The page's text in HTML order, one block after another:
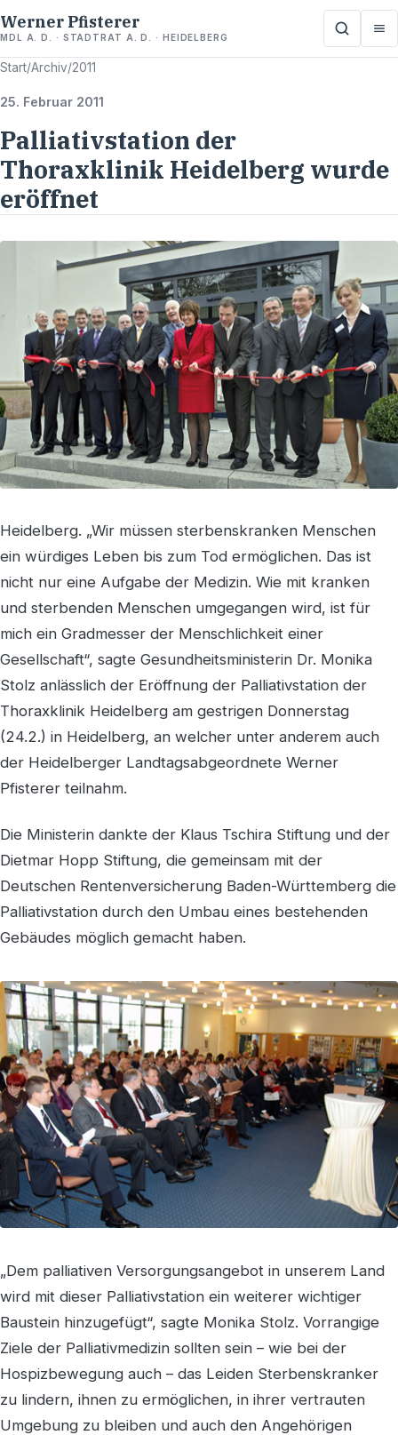
Werner Pfisterer
MDL A. D. · STADTRAT A. D. · HEIDELBERG
Start/Archiv/2011
25. Februar 2011
Palliativstation der
Thoraxklinik Heidelberg wurde
eröffnet
Heidelberg. „Wir müssen sterbenskranken Menschen
ein würdiges Leben bis zum Tod ermöglichen. Das ist
nicht nur eine Aufgabe der Medizin. Wie mit kranken
und sterbenden Menschen umgegangen wird, ist für
mich ein Gradmesser der Menschlichkeit einer
Gesellschaft“, sagte Gesundheitsministerin Dr. Monika
Stolz anlässlich der Eröffnung der Palliativstation der
Thoraxklinik Heidelberg am gestrigen Donnerstag
(24.2.) in Heidelberg, an welcher unter anderem auch
der Heidelberger Landtagsabgeordnete Werner
Pfisterer teilnahm.
Die Ministerin dankte der Klaus Tschira Stiftung und der
Dietmar Hopp Stiftung, die gemeinsam mit der
Deutschen Rentenversicherung Baden-Württemberg die
Palliativstation durch den Umbau eines bestehenden
Gebäudes möglich gemacht haben.
„Dem palliativen Versorgungsangebot in unserem Land
wird mit dieser Palliativstation ein weiterer wichtiger
Baustein hinzugefügt“, sagte Monika Stolz. Vorrangige
Ziele der Palliativmedizin sollten sein – wie bei der
Hospizbewegung auch – das Leiden Sterbenskranker
zu lindern, ihnen zu ermöglichen, in ihrer vertrauten
Umgebung zu bleiben und auch den Angehörigen